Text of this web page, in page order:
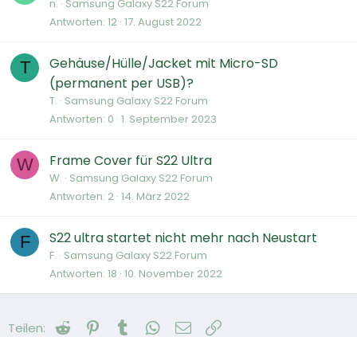
n. Samsung Galaxy S22 Forum
Antworten 12 17. August 2022
T
Gehäuse/Hülle/Jacket mit Micro-SD
(permanent per USB)?
T. Samsung Galaxy S22 Forum
Antworten 0 1. September 2023
W Frame Cover für S22 Ultra
W. Samsung Galaxy S22 Forum
Antworten 2 14. März 2022
F S22 ultra startet nicht mehr nach Neustart
F. Samsung Galaxy S22 Forum
Antworten 18 10. November 2022
Teilen: Reddit Pinterest
Tumblr WhatsApp
E-Mail